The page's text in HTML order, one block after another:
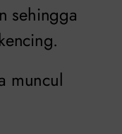
sehingga
muncul